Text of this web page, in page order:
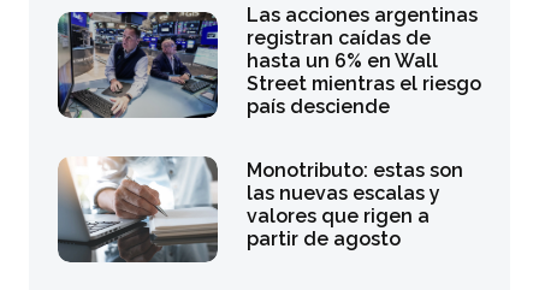
Las acciones argentinas
registran caídas de
hasta un 6% en Wall
Street mientras el riesgo
país desciende
Monotributo: estas son
las nuevas escalas y
valores que rigen a
partir de agosto